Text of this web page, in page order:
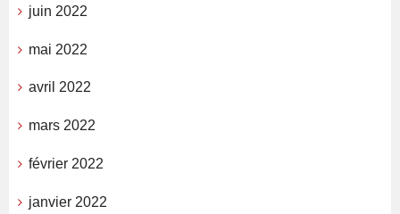
juin 2022
mai 2022
avril 2022
mars 2022
février 2022
janvier 2022